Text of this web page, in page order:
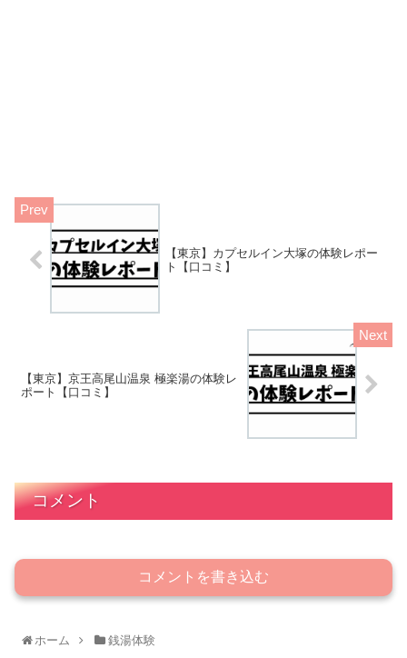
【東京】カプセルイン大塚の体験レポー
ト【口コミ】
【東京】京王高尾山温泉 極楽湯の体験レ
ポート【口コミ】
コメント
コメントを書き込む
ホーム 銭湯体験